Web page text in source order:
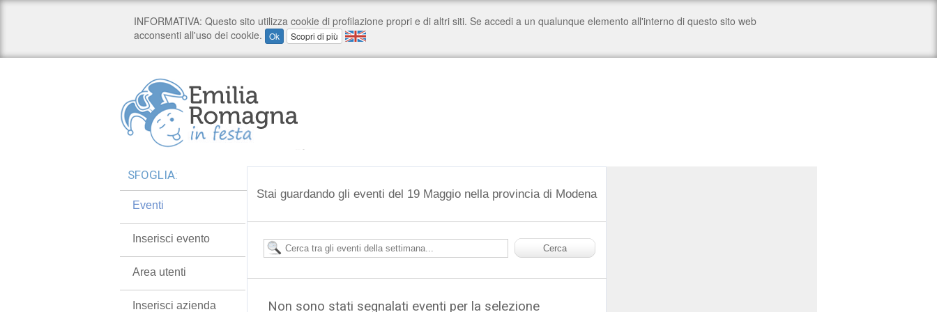
Stai guardando gli eventi del 19 Maggio nella provincia di Modena
Non sono stati segnalati eventi per la selezione
SFOGLIA:
Eventi
Inserisci evento
Area utenti
Inserisci azienda